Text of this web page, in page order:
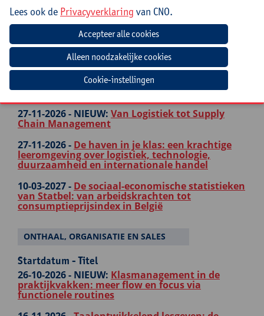
Startdatum - Titel
26-10-2026 -NIEUW:Klasmanagement in de
praktijkvakken: meer flow en focus via
functionele routines
Taalontwikkelend lesgeven: de
sleutel tot succes in élk vak
27-11-2026 - NIEUW: Van Logistiek tot Supply
Chain Management
27-11-2026 - De haven in je klas: een krachtige
leeromgeving over logistiek, technologie,
duurzaamheid en internationale handel
10-03-2027 - De sociaal-economische statistieken
van Statbel: van arbeidskrachten tot
consumptieprijsindex in België
ONTHAAL, ORGANISATIE EN SALES
Startdatum - Titel
26-10-2026 - NIEUW: Klasmanagement in de
praktijkvakken: meer flow en focus via
functionele routines
Lees ook de Privacyverklaring van CNO.
Cookie-instellingen